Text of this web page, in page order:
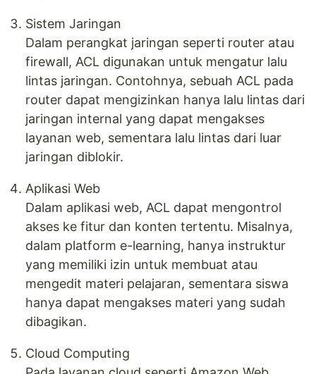
Sistem Jaringan
Dalam perangkat jaringan seperti router atau
firewall, ACL digunakan untuk mengatur lalu
lintas jaringan. Contohnya, sebuah ACL pada
router dapat mengizinkan hanya lalu lintas dari
jaringan internal yang dapat mengakses
layanan web, sementara lalu lintas dari luar
jaringan diblokir.
Aplikasi Web
Dalam aplikasi web, ACL dapat mengontrol
akses ke fitur dan konten tertentu. Misalnya,
dalam platform e-learning, hanya instruktur
yang memiliki izin untuk membuat atau
mengedit materi pelajaran, sementara siswa
hanya dapat mengakses materi yang sudah
dibagikan.
Cloud Computing